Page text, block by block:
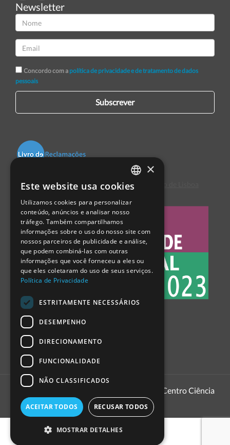
Newsletter
Concordo com a política de privacidade e de tratamento de dados
pessoais
Subscrever
Centro de Arbitragem de Conflitos de Consumo de Lisboa
1999 - 2026
Pavilhão do Conhecimento | Centro Ciência
PORTUGUESE
ENGLISH
SPANISH
×
Este website usa cookies
Utilizamos cookies para personalizar
conteúdo, anúncios e analisar nosso
tráfego. Também compartilhamos
informações sobre o uso do nosso site com
nossos parceiros de publicidade e análise,
que podem combiná-las com outras
informações que você forneceu a eles ou
que eles coletaram do uso de seus serviços.
Política de Privacidade
ESTRITAMENTE NECESSÁRIOS
DESEMPENHO
DIRECIONAMENTO
FUNCIONALIDADE
NÃO CLASSIFICADOS
ACEITAR TODOS RECUSAR TODOS
MOSTRAR DETALHES